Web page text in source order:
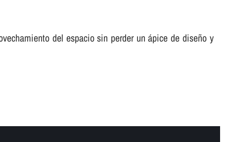
del espacio sin perder un ápice de diseño y